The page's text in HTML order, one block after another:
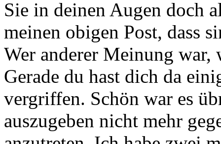
Sie in deinen Augen doch
meinen obigen Post, dass
Wer anderer Meinung war,
Gerade du hast dich da
vergriffen. Schön war es
auszugeben nicht mehr